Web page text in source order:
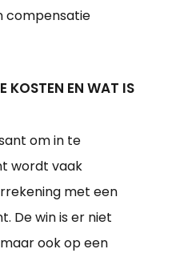
compensatie
KOSTEN EN WAT IS
om in te
wordt vaak
met een
De win is er niet
ook op een